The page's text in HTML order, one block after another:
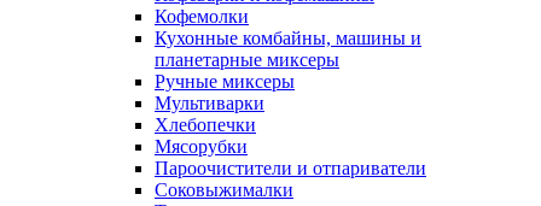
Кофемолки
Кухонные комбайны, машины и
планетарные миксеры
Ручные миксеры
Мультиварки
Хлебопечки
Мясорубки
Пароочистители и отпариватели
Соковыжималки